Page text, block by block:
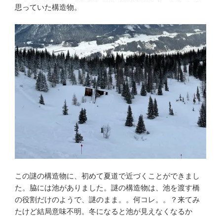
思っていた構造物。
この謎の構造物に、初めて夏道で近づくことができまし
た。脇には池がありました。謎の構造物は、池を渡す橋
の役割だけのようで、謎のまま。。何コレ。。？来てみ
たけど結局意味不明。冬になると池が見えなくなるか